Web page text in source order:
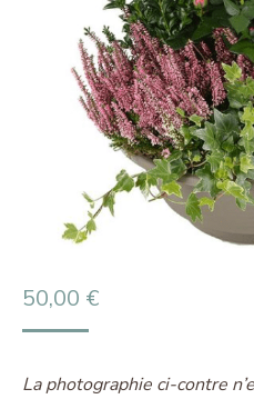
50,00 €
La photographie ci-contre